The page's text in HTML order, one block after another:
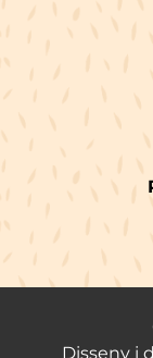
Disseny i